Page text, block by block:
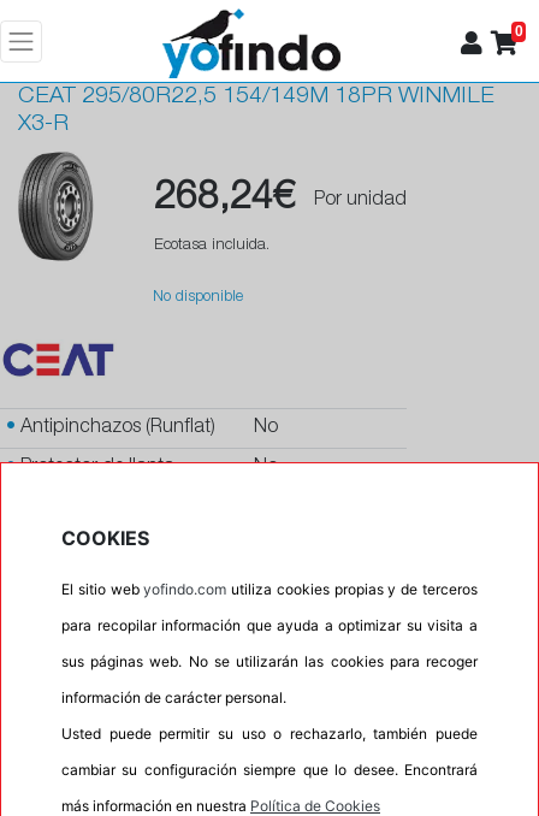
0
CEAT 295/80R22,5 154/149M 18PR WINMILE
X3-R
268,24€ Por unidad
Ecotasa incluida.
No disponible
• Antipinchazos (Runflat) No
•Protector de llanta No
Letras blancas
Espuma antiruido No
Si
Banda blanca No
Si
Calidad QUALITY
No
COOKIES
El sitio webyofindo.com utiliza cookies propias y de terceros
para recopilar información que ayuda a optimizar su visita a
sus páginas web. No se utilizarán las cookies para recoger
información de carácter personal.
Usted puede permitir su uso o rechazarlo, también puede
cambiar su configuración siempre que lo desee. Encontrará
más información en nuestra Política de Cookies